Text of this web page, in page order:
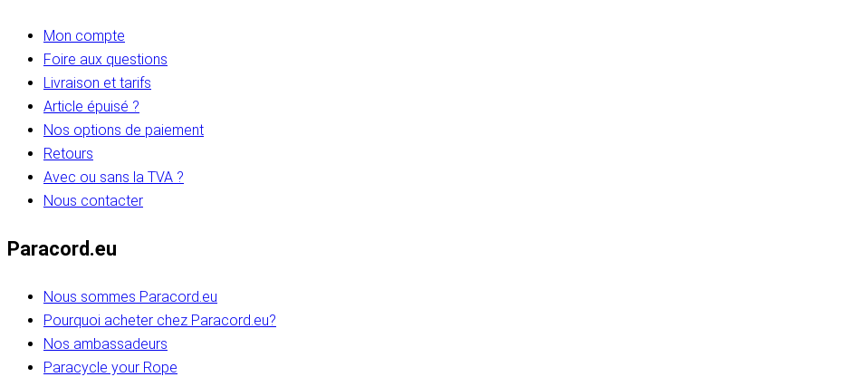
Mon compte
Foire aux questions
Livraison et tarifs
Article épuisé ?
Nos options de paiement
Retours
Avec ou sans la TVA ?
Nous contacter
Paracord.eu
Nous sommes Paracord.eu
Pourquoi acheter chez Paracord.eu?
Nos ambassadeurs
Paracycle your Rope